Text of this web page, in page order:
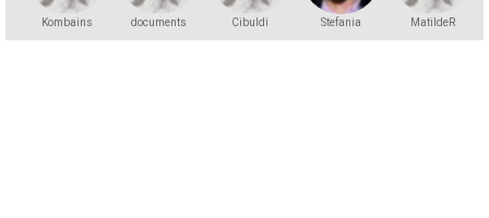
Kombains
documents
Cibuldi Stefania MatildeR